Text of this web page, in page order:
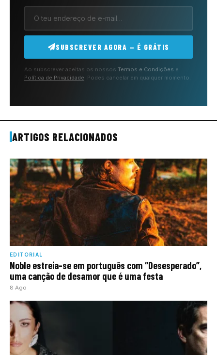
SUBSCREVER AGORA — É GRÁTIS
Ao subscrever aceitas os nossos Termos e Condições e
Política de Privacidade. Podes cancelar em qualquer momento.
ARTIGOS RELACIONADOS
EDITORIAL
Noble estreia-se em português com “Desesperado”,
uma canção de desamor que é uma festa
8 Ago